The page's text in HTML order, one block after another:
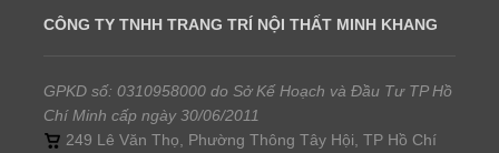
CÔNG TY TNHH TRANG TRÍ NỘI THẤT MINH KHANG
GPKD số: 0310958000 do Sở Kế Hoạch và Đầu Tư TP Hồ
Chí Minh cấp ngày 30/06/2011
249 Lê Văn Thọ, Phường Thông Tây Hội, TP Hồ Chí